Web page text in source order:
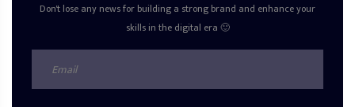
Don't lose any news for building a strong brand and enhance your
skills in the digital era 🙂